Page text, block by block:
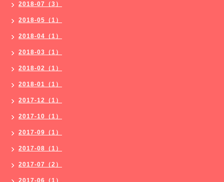
2018-07（3）
2018-05（1）
2018-04（1）
2018-03（1）
2018-02（1）
2018-01（1）
2017-12（1）
2017-10（1）
2017-09（1）
2017-08（1）
2017-07（2）
2017-06（1）